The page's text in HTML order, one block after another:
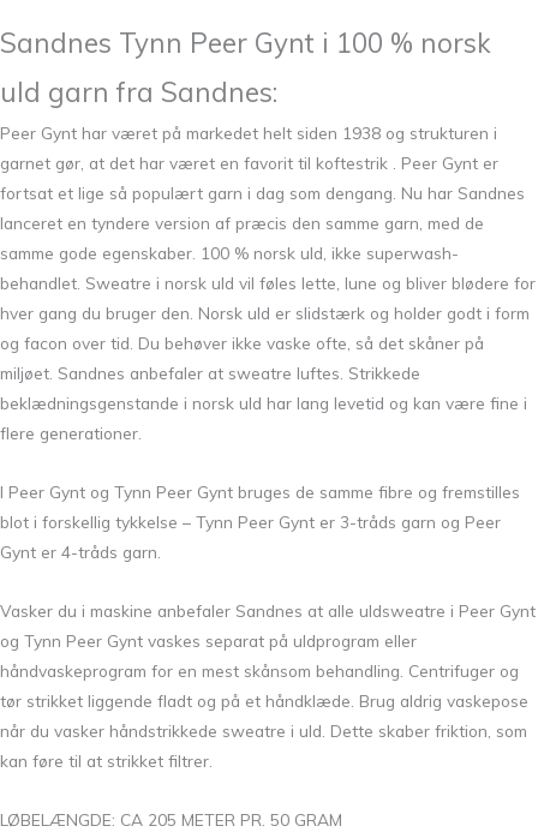
Sandnes Tynn Peer Gynt i 100 % norsk
uld garn fra Sandnes:
Peer Gynt har været på markedet helt siden 1938 og strukturen i
garnet gør, at det har været en favorit til koftestrik . Peer Gynt er
fortsat et lige så populært garn i dag som dengang. Nu har Sandnes
lanceret en tyndere version af præcis den samme garn, med de
samme gode egenskaber. 100 % norsk uld, ikke superwash-
behandlet. Sweatre i norsk uld vil føles lette, lune og bliver blødere for
hver gang du bruger den. Norsk uld er slidstærk og holder godt i form
og facon over tid. Du behøver ikke vaske ofte, så det skåner på
miljøet. Sandnes anbefaler at sweatre luftes. Strikkede
beklædningsgenstande i norsk uld har lang levetid og kan være fine i
flere generationer.
I Peer Gynt og Tynn Peer Gynt bruges de samme fibre og fremstilles
blot i forskellig tykkelse – Tynn Peer Gynt er 3-tråds garn og Peer
Gynt er 4-tråds garn.
Vasker du i maskine anbefaler Sandnes at alle uldsweatre i Peer Gynt
og Tynn Peer Gynt vaskes separat på uldprogram eller
håndvaskeprogram for en mest skånsom behandling. Centrifuger og
tør strikket liggende fladt og på et håndklæde. Brug aldrig vaskepose
når du vasker håndstrikkede sweatre i uld. Dette skaber friktion, som
kan føre til at strikket filtrer.
LØBELÆNGDE: CA 205 METER PR. 50 GRAM